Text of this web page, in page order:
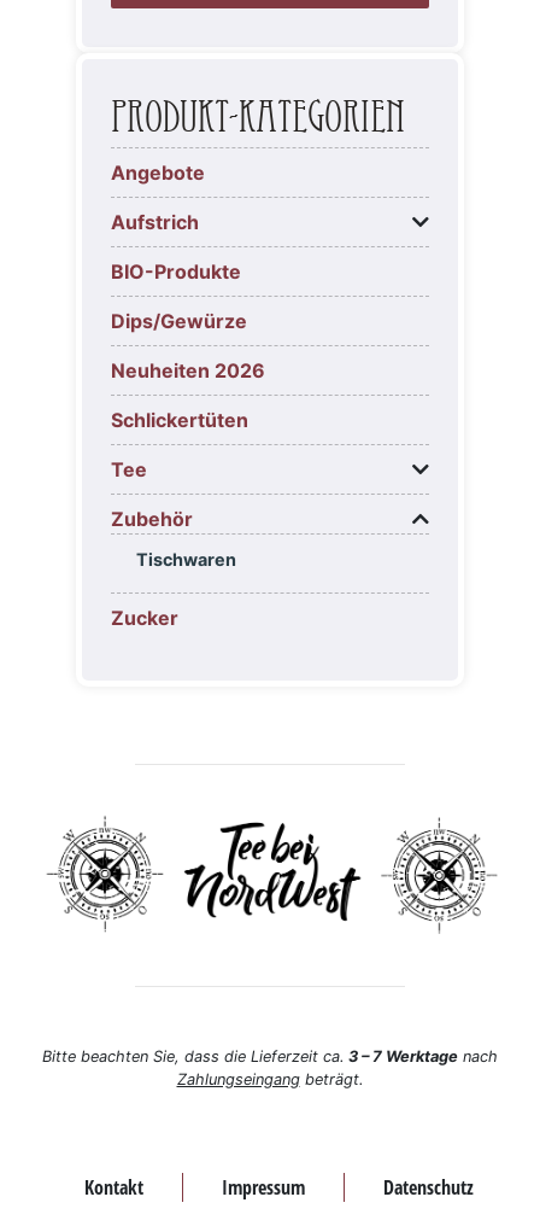
Produkt-Kategorien
Angebote
Aufstrich
BIO-Produkte
Dips/Gewürze
Neuheiten 2026
Schlickertüten
Tee
Zubehör
Tischwaren
Zucker
Bitte beachten Sie, dass die Lieferzeit ca. 3 – 7 Werktage nach
Zahlungseingangbeträgt.
Kontakt Impressum Datenschutz